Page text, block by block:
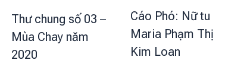
Thư chung số 03 –
Mùa Chay năm
2020
Cáo Phó: Nữ tu
Maria Phạm Thị
Kim Loan